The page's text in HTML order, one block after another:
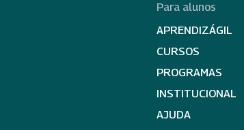
Para alunos
APRENDIZÁGIL
CURSOS
PROGRAMAS
INSTITUCIONAL
AJUDA